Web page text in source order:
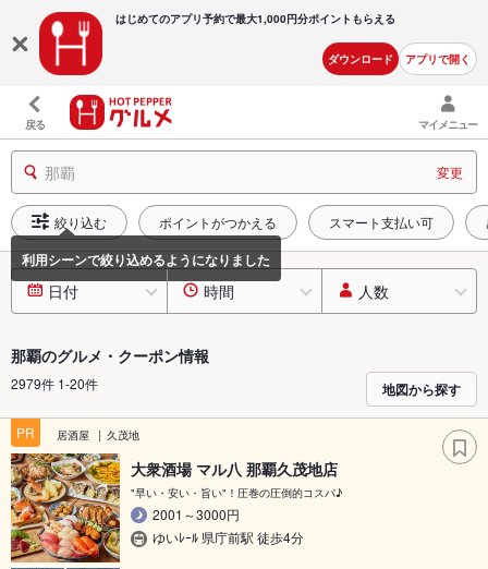
はじめてのアプリ予約で最大1,000円分ポイントもらえる
ダウンロード アプリで開く
戻る マイメニュー
那覇 変更
絞り込む ポイントがつかえる スマート支払い可
日付 時間 人数
那覇のグルメ・クーポン情報
2979件 1-20件 地図から探す
PR 居酒屋 久茂地
大衆酒場 マル八 那覇久茂地店
"早い・安い・旨い"！圧巻の圧倒的コスパ♪
2001～3000円
ゆいﾚｰﾙ 県庁前駅 徒歩4分